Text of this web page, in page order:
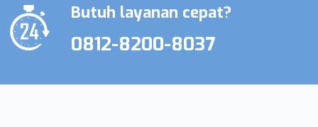
Butuh layanan cepat?
0812-8200-8037